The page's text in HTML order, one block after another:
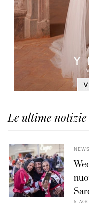
Le ultime notizie
NEWS
6